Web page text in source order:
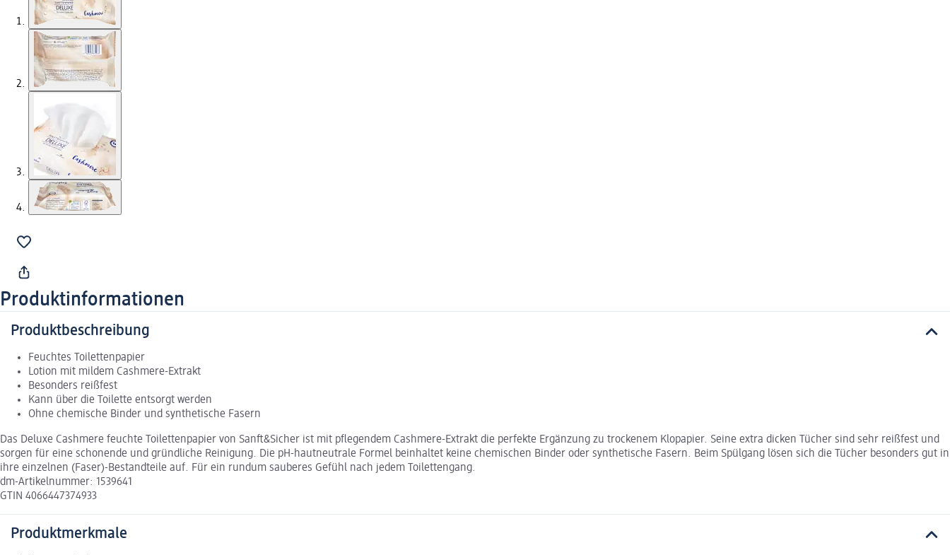
Produktinformationen
Produktbeschreibung
Feuchtes Toilettenpapier
Lotion mit mildem Cashmere-Extrakt
Besonders reißfest
Kann über die Toilette entsorgt werden
Ohne chemische Binder und synthetische Fasern
Das Deluxe Cashmere feuchte Toilettenpapier von Sanft&Sicher ist mit pflegendem Cashmere-Extrakt die perfekte Ergänzung zu trockenem Klopapier. Seine extra dicken Tücher sind sehr reißfest und
sorgen für eine schonende und gründliche Reinigung. Die pH-hautneutrale Formel beinhaltet keine chemischen Binder oder synthetische Fasern. Beim Spülgang lösen sich die Tücher besonders gut in
ihre einzelnen (Faser)-Bestandteile auf. Für ein rundum sauberes Gefühl nach jedem Toilettengang.
dm-Artikelnummer: 1539641
GTIN 4066447374933
Produktmerkmale